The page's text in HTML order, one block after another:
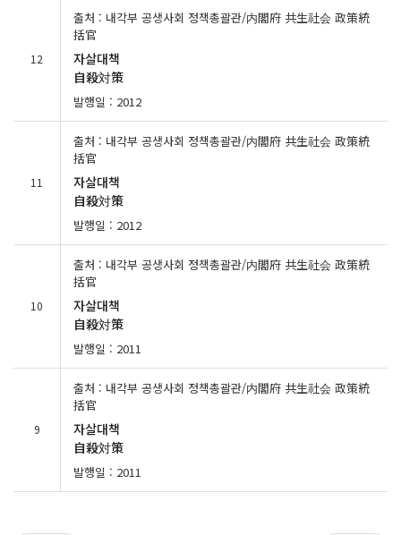
12
출처 : 내각부 공생사회 정책총괄관/内閣府 共生社会 政策統
括官
자살대책
自殺対策
발행일 : 2012
11
출처 : 내각부 공생사회 정책총괄관/内閣府 共生社会 政策統
括官
자살대책
自殺対策
발행일 : 2012
10
출처 : 내각부 공생사회 정책총괄관/内閣府 共生社会 政策統
括官
자살대책
自殺対策
발행일 : 2011
9
출처 : 내각부 공생사회 정책총괄관/内閣府 共生社会 政策統
括官
자살대책
自殺対策
발행일 : 2011